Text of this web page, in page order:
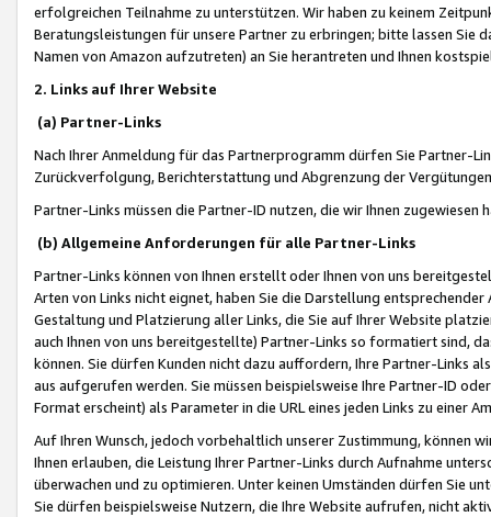
erfolgreichen Teilnahme zu unterstützen. Wir haben zu keinem
Beratungsleistungen für unsere Partner zu erbringen; bitte lassen Sie
Namen von Amazon aufzutreten) an Sie herantreten und Ihnen
2. Links auf Ihrer Website
(a) Partner-Links
Nach Ihrer Anmeldung für das Partnerprogramm dürfen Sie Partner-
Zurückverfolgung, Berichterstattung und Abgrenzung der
Partner-Links müssen die Partner-ID nutzen, die wir Ihnen zugewiesen
(b) Allgemeine Anforderungen für alle Partner-Links
Partner-Links können von Ihnen erstellt oder Ihnen von uns
Arten von Links nicht eignet, haben Sie die Darstellung
Gestaltung und Platzierung aller Links, die Sie auf Ihrer Website
auch Ihnen von uns bereitgestellte) Partner-Links so formatiert sind,
können. Sie dürfen Kunden nicht dazu auffordern, Ihre Partner-Links
aus aufgerufen werden. Sie müssen beispielsweise Ihre Partner-ID
Format erscheint) als Parameter in die URL eines jeden Links zu einer
Auf Ihren Wunsch, jedoch vorbehaltlich unserer Zustimmung, können
Ihnen erlauben, die Leistung Ihrer Partner-Links durch Aufnahme
überwachen und zu optimieren. Unter keinen Umständen dürfen Sie
Sie dürfen beispielsweise Nutzern, die Ihre Website aufrufen, nicht